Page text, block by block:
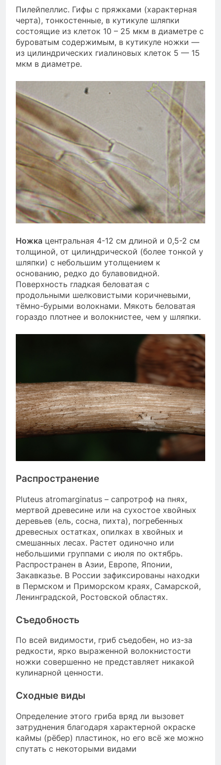
Пилейпеллис. Гифы с пряжками (характерная
черта), тонкостенные, в кутикуле шляпки
состоящие из клеток 10 – 25 мкм в диаметре с
буроватым содержимым, в кутикуле ножки —
из цилиндрических гиалиновых клеток 5 — 15
мкм в диаметре.
Ножка центральная 4-12 см длиной и 0,5-2 см
толщиной, от цилиндрической (более тонкой у
шляпки) с небольшим утолщением к
основанию, редко до булавовидной.
Поверхность гладкая беловатая с
продольными шелковистыми коричневыми,
тёмно-бурыми волокнами. Мякоть беловатая
гораздо плотнее и волокнистее, чем у шляпки.
Распространение
Pluteus atromarginatus – сапротроф на пнях,
мертвой древесине или на сухостое хвойных
деревьев (ель, сосна, пихта), погребенных
древесных остатках, опилках в хвойных и
смешанных лесах. Растет одиночно или
небольшими группами с июля по октябрь.
Распространен в Азии, Европе, Японии,
Закавказье. В России зафиксированы находки
в Пермском и Приморском краях, Самарской,
Ленинградской, Ростовской областях.
Съедобность
По всей видимости, гриб съедобен, но из-за
редкости, ярко выраженной волокнистости
ножки совершенно не представляет никакой
кулинарной ценности.
Сходные виды
Определение этого гриба вряд ли вызовет
затруднения благодаря характерной окраске
каймы (рёбер) пластинок, но его всё же можно
спутать с некоторыми видами